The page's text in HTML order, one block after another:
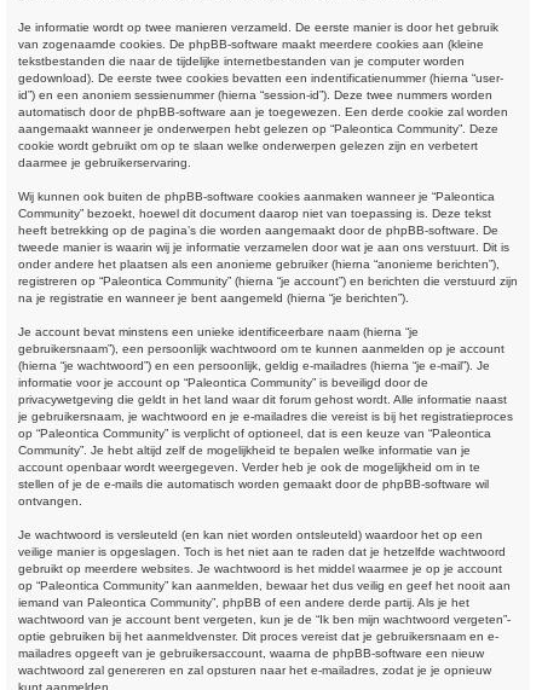
Je informatie wordt op twee manieren verzameld. De eerste manier is door het gebruik
van zogenaamde cookies. De phpBB-software maakt meerdere cookies aan (kleine
tekstbestanden die naar de tijdelijke internetbestanden van je computer worden
gedownload). De eerste twee cookies bevatten een indentificatienummer (hierna “user-
id”) en een anoniem sessienummer (hierna “session-id”). Deze twee nummers worden
automatisch door de phpBB-software aan je toegewezen. Een derde cookie zal worden
aangemaakt wanneer je onderwerpen hebt gelezen op “Paleontica Community”. Deze
cookie wordt gebruikt om op te slaan welke onderwerpen gelezen zijn en verbetert
daarmee je gebruikerservaring.
Wij kunnen ook buiten de phpBB-software cookies aanmaken wanneer je “Paleontica
Community” bezoekt, hoewel dit document daarop niet van toepassing is. Deze tekst
heeft betrekking op de pagina’s die worden aangemaakt door de phpBB-software. De
tweede manier is waarin wij je informatie verzamelen door wat je aan ons verstuurt. Dit is
onder andere het plaatsen als een anonieme gebruiker (hierna “anonieme berichten”),
registreren op “Paleontica Community” (hierna “je account”) en berichten die verstuurd zijn
na je registratie en wanneer je bent aangemeld (hierna “je berichten”).
Je account bevat minstens een unieke identificeerbare naam (hierna “je
gebruikersnaam”), een persoonlijk wachtwoord om te kunnen aanmelden op je account
(hierna “je wachtwoord”) en een persoonlijk, geldig e-mailadres (hierna “je e-mail”). Je
informatie voor je account op “Paleontica Community” is beveiligd door de
privacywetgeving die geldt in het land waar dit forum gehost wordt. Alle informatie naast
je gebruikersnaam, je wachtwoord en je e-mailadres die vereist is bij het registratieproces
op “Paleontica Community” is verplicht of optioneel, dat is een keuze van “Paleontica
Community”. Je hebt altijd zelf de mogelijkheid te bepalen welke informatie van je
account openbaar wordt weergegeven. Verder heb je ook de mogelijkheid om in te
stellen of je de e-mails die automatisch worden gemaakt door de phpBB-software wil
ontvangen.
Je wachtwoord is versleuteld (en kan niet worden ontsleuteld) waardoor het op een
veilige manier is opgeslagen. Toch is het niet aan te raden dat je hetzelfde wachtwoord
gebruikt op meerdere websites. Je wachtwoord is het middel waarmee je op je account
op “Paleontica Community” kan aanmelden, bewaar het dus veilig en geef het nooit aan
iemand van Paleontica Community”, phpBB of een andere derde partij. Als je het
wachtwoord van je account bent vergeten, kun je de “Ik ben mijn wachtwoord vergeten”-
optie gebruiken bij het aanmeldvenster. Dit proces vereist dat je gebruikersnaam en e-
mailadres opgeeft van je gebruikersaccount, waarna de phpBB-software een nieuw
wachtwoord zal genereren en zal opsturen naar het e-mailadres, zodat je je opnieuw
kunt aanmelden.